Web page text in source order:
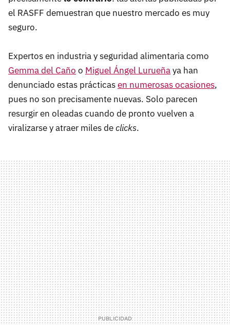
el RASFF demuestran que nuestro mercado es muy
seguro.
Expertos en industria y seguridad alimentaria como
Gemma del Caño o Miguel Ángel Lurueñaya han
denunciado estas prácticasen numerosas ocasiones,
pues no son precisamente nuevas. Solo parecen
resurgir en oleadas cuando de pronto vuelven a
viralizarse y atraer miles declicks.